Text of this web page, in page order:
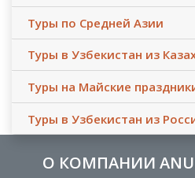
Туры по Средней Азии
Туры в Узбекистан из
Туры на Майские
Туры в Узбекистан из
О КОМПАНИИ